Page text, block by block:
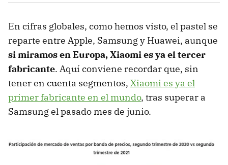
En cifras globales, como hemos visto, el pastel se
reparte entre Apple, Samsung y Huawei, aunque
si miramos en Europa, Xiaomi es ya el tercer
fabricante. Aquí conviene recordar que, sin
tener en cuenta segmentos, Xiaomi es ya el
primer fabricante en el mundo, tras superar a
Samsung el pasado mes de junio.